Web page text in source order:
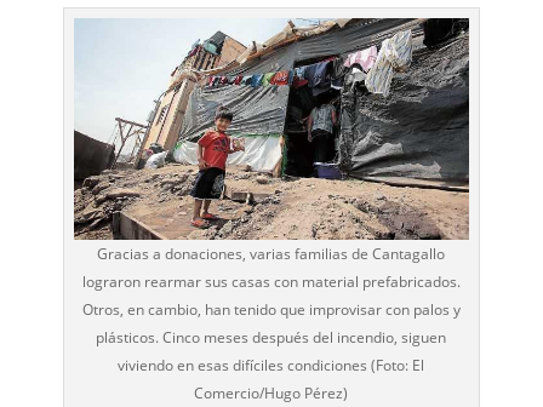
Gracias a donaciones, varias familias de Cantagallo
lograron rearmar sus casas con material prefabricados.
Otros, en cambio, han tenido que improvisar con palos y
plásticos. Cinco meses después del incendio, siguen
viviendo en esas difíciles condiciones (Foto: El
Comercio/Hugo Pérez)